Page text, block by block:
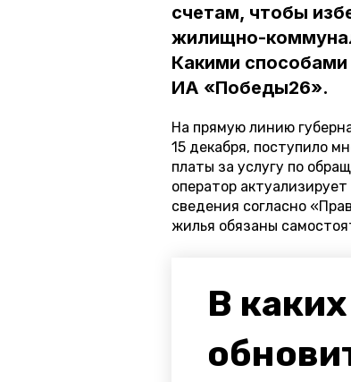
счетам, чтобы
жилищно-
Какими
ИА «Победы26».
На прямую линию
15 декабря, поступило
платы за услугу по
оператор
сведения согласно
жилья обязаны
В